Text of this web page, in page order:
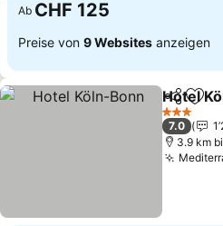
Ab CHF 125
Preise von 9 Websites anzeigen
TeilenZu
Hotel
3 Sterne
7.0
3.9 km